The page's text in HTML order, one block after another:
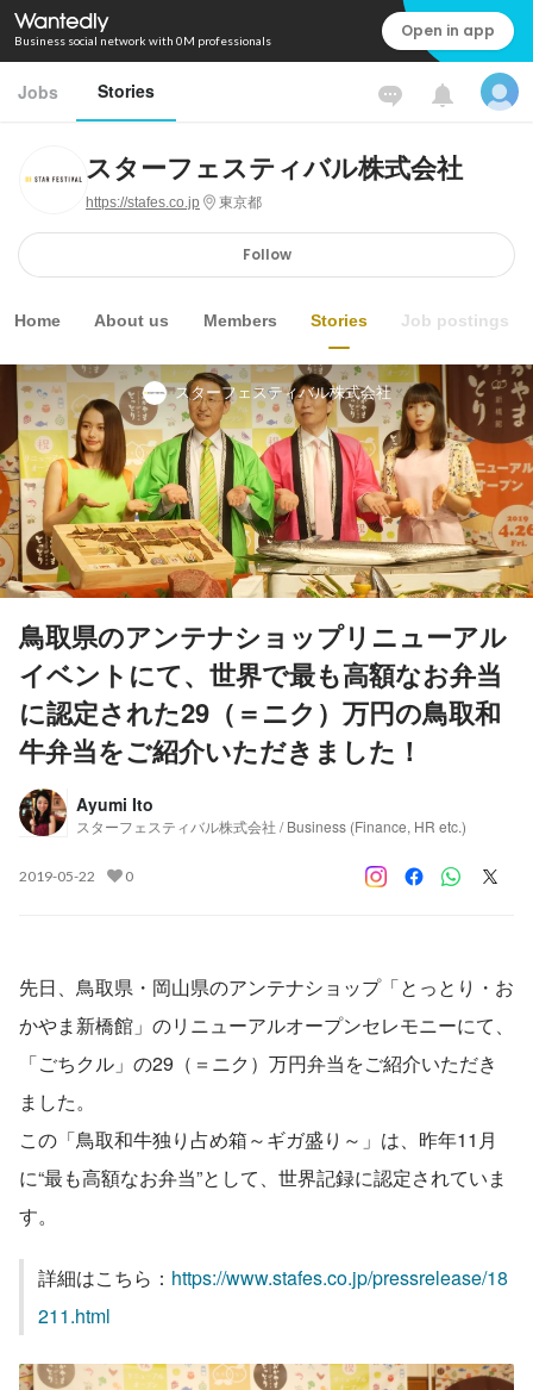
Business social network with 0M professionals Open in app
Jobs Stories
スターフェスティバル株式会社
https://stafes.co.jp 東京都
Follow
Home About us Members Stories Job postings
スターフェスティバル株式会社
鳥取県のアンテナショップリニューアル
イベントにて、世界で最も高額なお弁当
に認定された29（＝ニク）万円の鳥取和
牛弁当をご紹介いただきました！
Ayumi Ito
スターフェスティバル株式会社 / Business (Finance, HR etc.)
2019-05-22 0
先日、鳥取県・岡山県のアンテナショップ「とっとり・お
かやま新橋館」のリニューアルオープンセレモニーにて、
「ごちクル」の29（＝ニク）万円弁当をご紹介いただき
ました。
この「鳥取和牛独り占め箱～ギガ盛り～」は、昨年11月
に“最も高額なお弁当”として、世界記録に認定されていま
す。
詳細はこちら： https://www.stafes.co.jp/pressrelease/18
211.html